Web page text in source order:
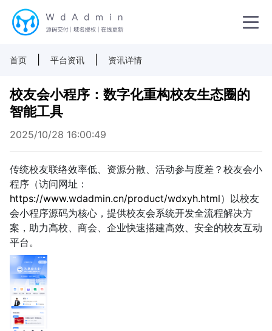
首页 平台资讯 资讯详情
校友会小程序：数字化重构校友生态圈的
智能工具
2025/10/28 16:00:49
传统校友联络效率低、资源分散、活动参与度差？校友会小
程序（访问网址：
https://www.wdadmin.cn/product/wdxyh.html）以校友
会小程序源码为核心，提供校友会系统开发全流程解决方
案，助力高校、商会、企业快速搭建高效、安全的校友互动
平台。